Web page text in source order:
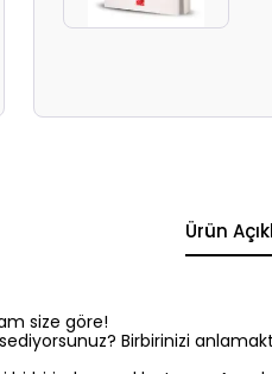
Ürün
size göre!
Birbirinizi